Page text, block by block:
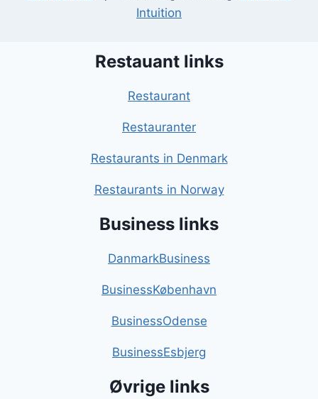
Intuition
Restauant links
Restaurant
Restauranter
Restaurants in Denmark
Restaurants in Norway
Business links
DanmarkBusiness
BusinessKøbenhavn
BusinessOdense
BusinessEsbjerg
Øvrige links